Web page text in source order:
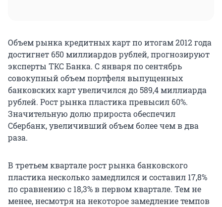
Объем рынка кредитных карт по итогам 2012 года
достигнет 650 миллиардов рублей, прогнозируют
эксперты ТКС Банка. С января по сентябрь
совокупный объем портфеля выпущенных
банковских карт увеличился до 589,4 миллиарда
рублей. Рост рынка пластика превысил 60%.
Значительную долю прироста обеспечил
Сбербанк, увеличивший объем более чем в два
раза.
В третьем квартале рост рынка банковского
пластика несколько замедлился и составил 17,8%
по сравнению с 18,3% в первом квартале. Тем не
менее, несмотря на некоторое замедление темпов